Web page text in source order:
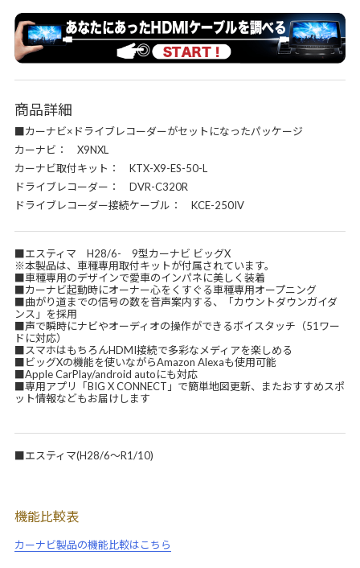
商品詳細
■カーナビ×ドライブレコーダーがセットになったパッケージ
カーナビ： X9NXL
カーナビ取付キット： KTX-X9-ES-50-L
ドライブレコーダー： DVR-C320R
ドライブレコーダー接続ケーブル： KCE-250IV
■エスティマ H28/6- 9型カーナビ ビッグX
※本製品は、車種専用取付キットが付属されています。
■車種専用のデザインで愛車のインパネに美しく装着
■カーナビ起動時にオーナー心をくすぐる車種専用オープニング
■曲がり道までの信号の数を音声案内する、「カウントダウンガイダ
ンス」を採用
■声で瞬時にナビやオーディオの操作ができるボイスタッチ（51ワー
ドに対応）
■スマホはもちろんHDMI接続で多彩なメディアを楽しめる
■ビッグXの機能を使いながらAmazon Alexaも使用可能
■Apple CarPlay/android autoにも対応
■専用アプリ「BIG X CONNECT」で簡単地図更新、またおすすめスポ
ット情報などもお届けします
■エスティマ(H28/6～R1/10)
機能比較表
カーナビ製品の機能比較はこちら